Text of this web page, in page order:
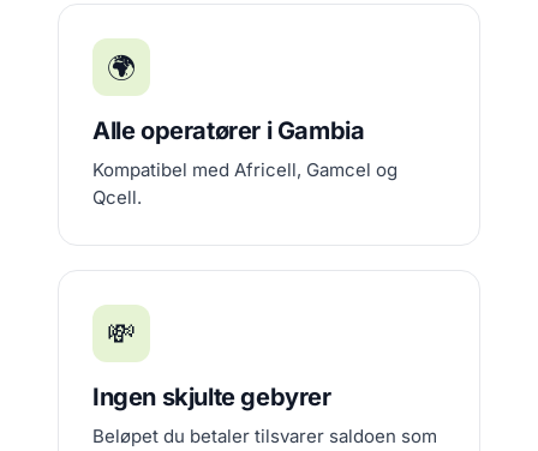
🌍
Alle operatører i Gambia
Kompatibel med Africell, Gamcel og
Qcell.
💸
Ingen skjulte gebyrer
Beløpet du betaler tilsvarer saldoen som